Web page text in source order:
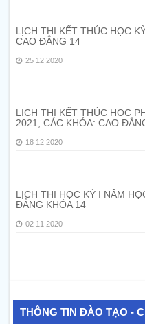
LỊCH THI KẾT THÚC HỌC
CAO ĐẲNG 14
25 12 2020
LỊCH THI KẾT THÚC HỌC
2021, CÁC KHÓA: CAO
18 12 2020
LỊCH THI HỌC KỲ I NĂM
ĐẲNG KHÓA 14
02 11 2020
THÔNG TIN ĐÀO TẠO -